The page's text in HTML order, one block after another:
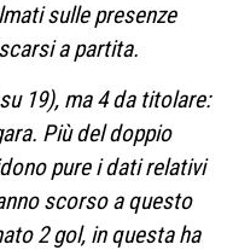
sulle presenze
a partita.
19), ma 4 da titolare:
Più del doppio
pure i dati relativi
scorso a questo
2 gol, in questa ha